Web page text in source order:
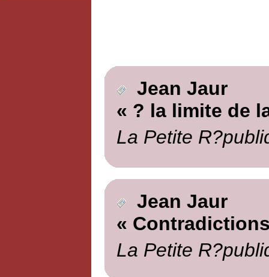
Jean Jaur
« ? la limite de
La Petite
Jean Jaur
«
La Petite